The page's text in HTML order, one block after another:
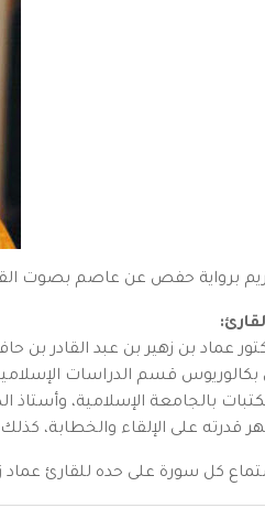
برواية حفص عن عاصم بصوت
عماد بن زهير بن عبد القادر
قسم الدراسات
بالجامعة الإسلامية،
قدرته على الإلقاء والخطابة،
كل سورة على حده للقارئ عماد